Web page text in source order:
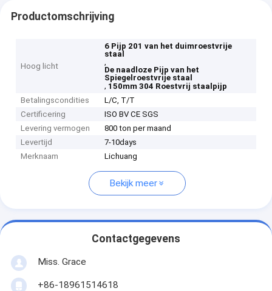
Productomschrijving
Hoog licht
6 Pijp 201 van het duimroestvrije
staal
,
De naadloze Pijp van het
Spiegelroestvrije staal
, 150mm 304 Roestvrij staalpijp
Betalingscondities
L/C, T/T
Certificering
ISO BV CE SGS
Levering vermogen
800 ton per maand
Levertijd
7-10days
Merknaam
Lichuang
Bekijk meer
Contactgegevens
Miss. Grace
+86-18961514618